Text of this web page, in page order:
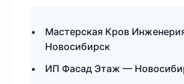
Мастерская Кров
Новосибирск
ИП Фасад Этаж —